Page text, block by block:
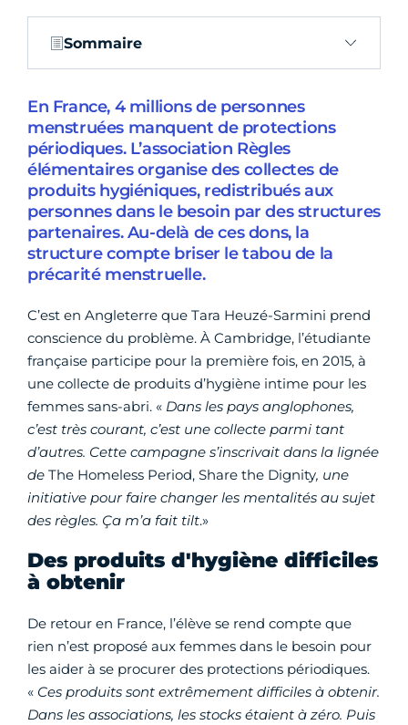
Sommaire
En France, 4 millions de personnes
menstruées manquent de protections
périodiques. L’association Règles
élémentaires organise des collectes de
produits hygiéniques, redistribués aux
personnes dans le besoin par des structures
partenaires. Au-delà de ces dons, la
structure compte briser le tabou de la
précarité menstruelle.
C’est en Angleterre que Tara Heuzé-Sarmini prend
conscience du problème. À Cambridge, l’étudiante
française participe pour la première fois, en 2015, à
une collecte de produits d’hygiène intime pour les
femmes sans-abri. « Dans les pays anglophones,
c’est très courant, c’est une collecte parmi tant
d’autres. Cette campagne s’inscrivait dans la lignée
de The Homeless Period, Share the Dignity, une
initiative pour faire changer les mentalités au sujet
des règles. Ça m’a fait tilt.»
Des produits d'hygiène difficiles
à obtenir
De retour en France, l’élève se rend compte que
rien n’est proposé aux femmes dans le besoin pour
les aider à se procurer des protections périodiques.
« Ces produits sont extrêmement difficiles à obtenir.
Dans les associations, les stocks étaient à zéro. Puis